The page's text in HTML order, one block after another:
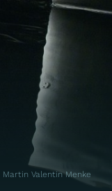
Martin Valentin Menke